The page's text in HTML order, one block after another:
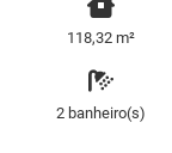
118,32 m²
2 banheiro(s)